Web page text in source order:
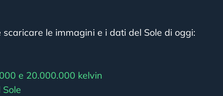
le immagini e i dati del Sole di oggi:
e 20.000.000 kelvin